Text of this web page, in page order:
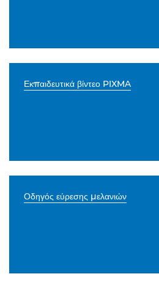
Εκπαιδευτικά βίντεο PIXMA
Οδηγός εύρεσης μελανιών